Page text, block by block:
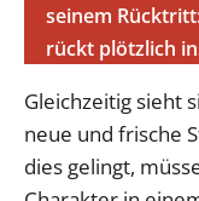
seinem
rückt plötzlich
Gleichzeitig sieht
neue und frische
dies gelingt,